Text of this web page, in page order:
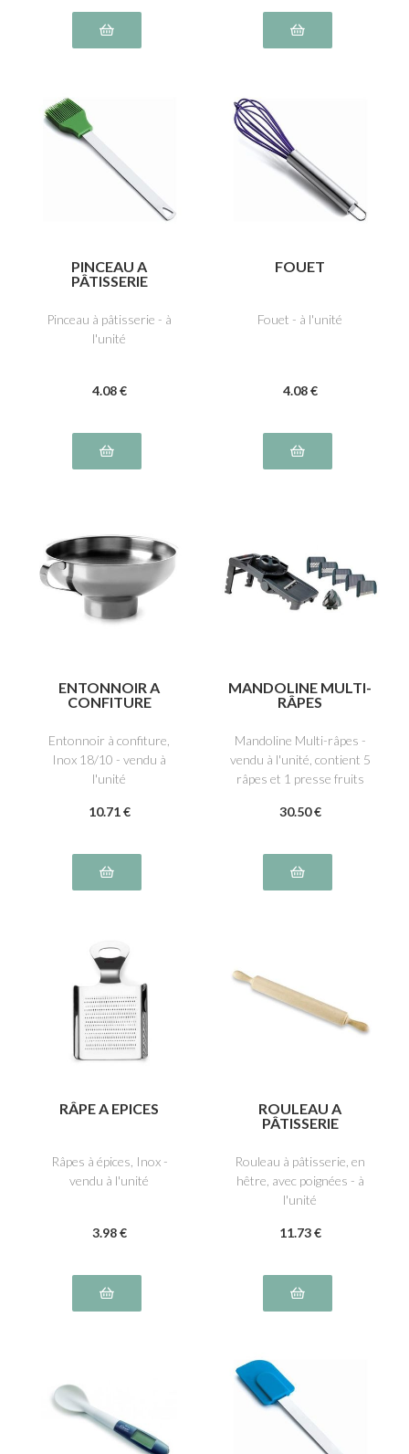
PINCEAU A
PÂTISSERIE
Pinceau à pâtisserie - à
l'unité
4.08 €
FOUET
Fouet - à l'unité
4.08 €
ENTONNOIR A
CONFITURE
Entonnoir à confiture,
Inox 18/10 - vendu à
l'unité
10.71 €
MANDOLINE MULTI-
RÂPES
Mandoline Multi-râpes -
vendu à l'unité, contient 5
râpes et 1 presse fruits
30.50 €
RÂPE A EPICES
Râpes à épices, Inox -
vendu à l'unité
3.98 €
ROULEAU A
PÂTISSERIE
Rouleau à pâtisserie, en
hêtre, avec poignées - à
l'unité
11.73 €